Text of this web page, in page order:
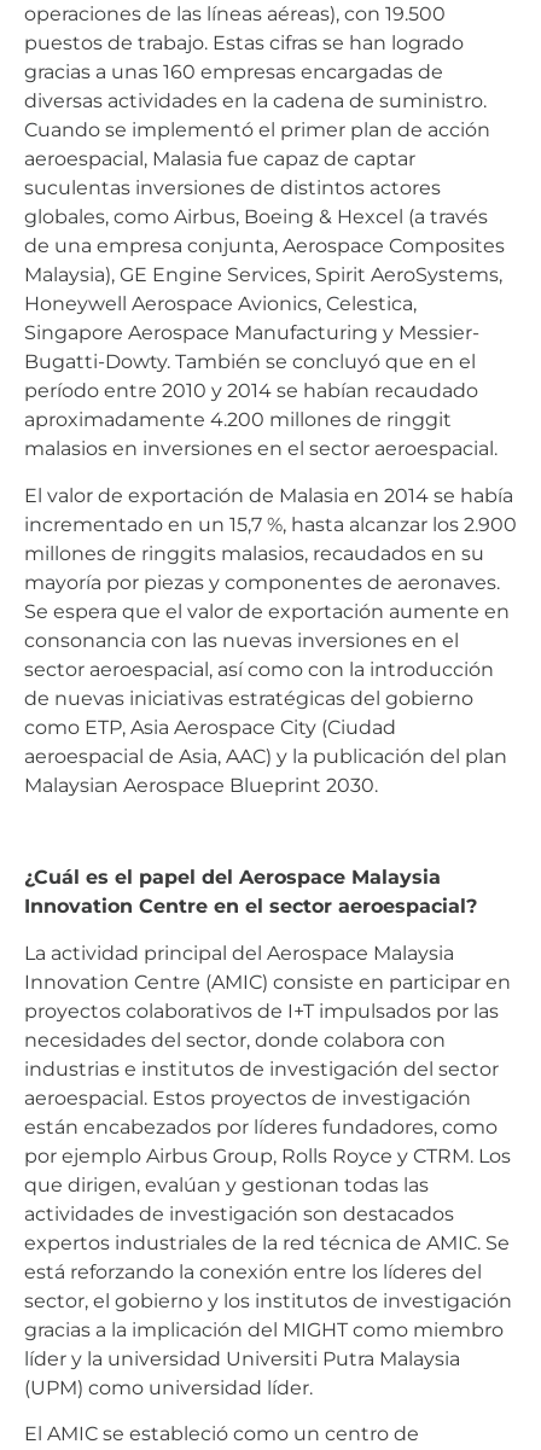
operaciones de las líneas aéreas), con 19.500
puestos de trabajo. Estas cifras se han logrado
gracias a unas 160 empresas encargadas de
diversas actividades en la cadena de suministro.
Cuando se implementó el primer plan de acción
aeroespacial, Malasia fue capaz de captar
suculentas inversiones de distintos actores
globales, como Airbus, Boeing & Hexcel (a través
de una empresa conjunta, Aerospace Composites
Malaysia), GE Engine Services, Spirit AeroSystems,
Honeywell Aerospace Avionics, Celestica,
Singapore Aerospace Manufacturing y Messier-
Bugatti-Dowty. También se concluyó que en el
período entre 2010 y 2014 se habían recaudado
aproximadamente 4.200 millones de ringgit
malasios en inversiones en el sector aeroespacial.
El valor de exportación de Malasia en 2014 se había
incrementado en un 15,7 %, hasta alcanzar los 2.900
millones de ringgits malasios, recaudados en su
mayoría por piezas y componentes de aeronaves.
Se espera que el valor de exportación aumente en
consonancia con las nuevas inversiones en el
sector aeroespacial, así como con la introducción
de nuevas iniciativas estratégicas del gobierno
como ETP, Asia Aerospace City (Ciudad
aeroespacial de Asia, AAC) y la publicación del plan
Malaysian Aerospace Blueprint 2030.
¿Cuál es el papel del Aerospace Malaysia
Innovation Centre en el sector aeroespacial?
La actividad principal del Aerospace Malaysia
Innovation Centre (AMIC) consiste en participar en
proyectos colaborativos de I+T impulsados por las
necesidades del sector, donde colabora con
industrias e institutos de investigación del sector
aeroespacial. Estos proyectos de investigación
están encabezados por líderes fundadores, como
por ejemplo Airbus Group, Rolls Royce y CTRM. Los
que dirigen, evalúan y gestionan todas las
actividades de investigación son destacados
expertos industriales de la red técnica de AMIC. Se
está reforzando la conexión entre los líderes del
sector, el gobierno y los institutos de investigación
gracias a la implicación del MIGHT como miembro
líder y la universidad Universiti Putra Malaysia
(UPM) como universidad líder.
El AMIC se estableció como un centro de